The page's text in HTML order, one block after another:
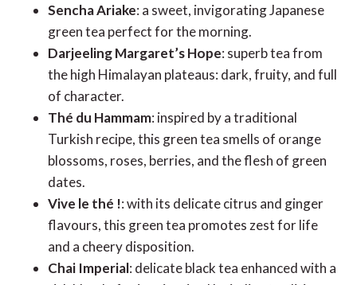
Sencha Ariake: a sweet, invigorating Japanese
green tea perfect for the morning.
Darjeeling Margaret’s Hope: superb tea from
the high Himalayan plateaus: dark, fruity, and full
of character.
Thé du Hammam: inspired by a traditional
Turkish recipe, this green tea smells of orange
blossoms, roses, berries, and the flesh of green
dates.
Vive le thé !: with its delicate citrus and ginger
flavours, this green tea promotes zest for life
and a cheery disposition.
Chai Imperial: delicate black tea enhanced with a